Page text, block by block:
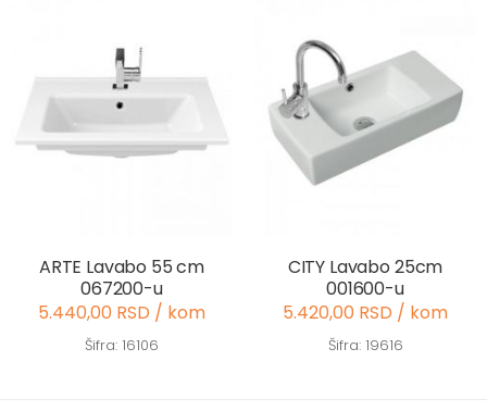
ARTE Lavabo 55 cm
067200-u
5.440,00 RSD / kom
Šifra: 16106
CITY Lavabo 25cm
001600-u
5.420,00 RSD / kom
Šifra: 19616